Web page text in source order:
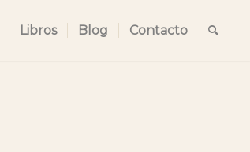
Libros Blog Contacto